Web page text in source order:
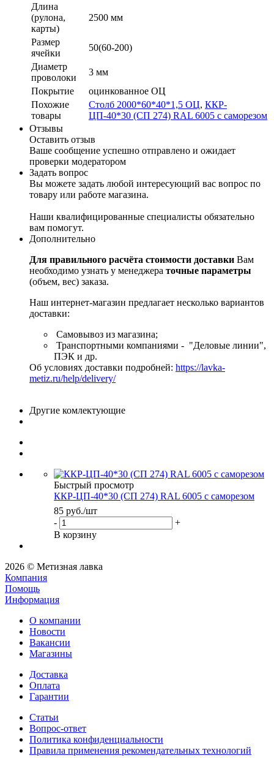
Длина
(рулона,
карты)
2500 мм
Размер
ячейки
50(60-200)
Диаметр
проволоки
3 мм
Покрытие
оцинкованное ОЦ
Похожие
товары
Столб 2000*60*40*1,5 ОЦ, ККР-
ЦП-40*30 (СП 274) RAL 6005 с саморезом
Отзывы
Оставить отзыв
Ваше сообщение успешно отправлено и ожидает
проверки модератором
Задать вопрос
Вы можете задать любой интересующий вас вопрос по
товару или работе магазина.
Наши квалифицированные специалисты обязательно
вам помогут.
Дополнительно
Для правильного расчёта стоимости доставки Вам
необходимо узнать у менеджера точные параметры
(объем, вес) заказа.
Наш интернет-магазин предлагает несколько вариантов
доставки:
Самовывоз из магазина;
Транспортными компаниями - "Деловые линии",
ПЭК и др.
Об условиях доставки подробней: https://lavka-
metiz.ru/help/delivery/
Другие комлектующие
Быстрый просмотр
ККР-ЦП-40*30 (СП 274) RAL 6005 с саморезом
85 руб./шт
-
+
В корзину
2026 © Метизная лавка
Компания
Помощь
Информация
О компании
Новости
Вакансии
Магазины
Доставка
Оплата
Гарантии
Статьи
Вопрос-ответ
Политика конфиденциальности
Правила применения рекомендательных технологий